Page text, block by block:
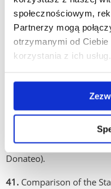
społecznościowym,
Partnerzy mogą
otrzymanymi od
korzystania z ich usług.
23-27 maggio 2004,
Ficarella e P. Carlucci).
39.
Control of the
Using Early Injection
Injection and Spray -
con A. Ficarella e P.
40.Optimization of the
Injection Diesel Engines;
vol. 1, 2004, pp.
Donateo).
41. Comparison of the